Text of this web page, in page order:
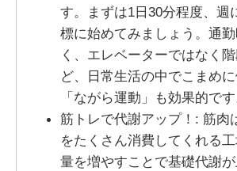
す。まずは1日30分程度、週
標に始めてみましょう。通
く、エレベーターではなく
ど、日常生活の中でこまめ
「ながら運動」も効果的です
筋トレで代謝アップ！: 筋肉
をたくさん消費してくれる
量を増やすことで基礎代謝